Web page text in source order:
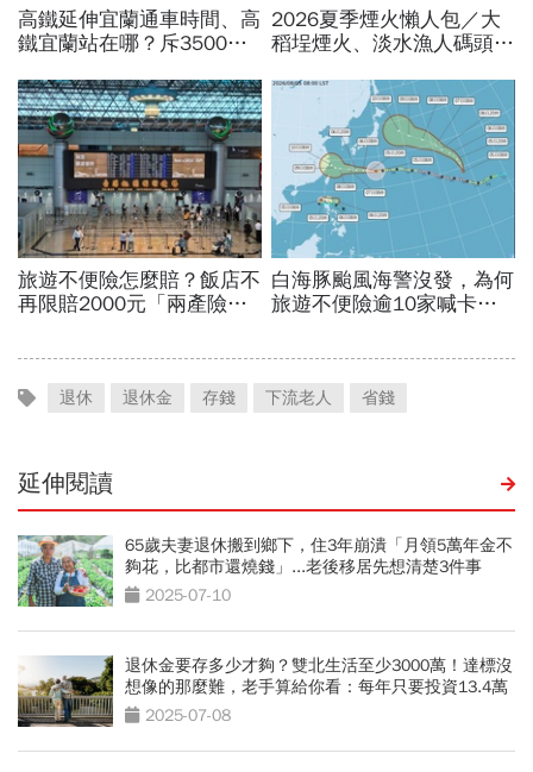
退休 退休金 存錢 下流老人 省錢
延伸閱讀
65歲夫妻退休搬到鄉下，住3年崩潰「月領5萬年金不
夠花，比都市還燒錢」...老後移居先想清楚3件事
2025-07-10
退休金要存多少才夠？雙北生活至少3000萬！達標沒
想像的那麼難，老手算給你看：每年只要投資13.4萬
2025-07-08